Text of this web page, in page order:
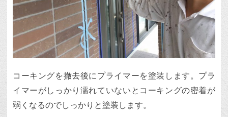
コーキングを撤去後にプライマーを塗装します。プラ
イマーがしっかり濡れていないとコーキングの密着が
弱くなるのでしっかりと塗装します。